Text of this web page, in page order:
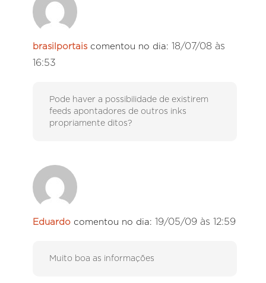
brasilportais comentou no dia: 18/07/08 às
16:53
Pode haver a possibilidade de existirem
feeds apontadores de outros inks
propriamente ditos?
Eduardo comentou no dia: 19/05/09 às 12:59
Muito boa as informações